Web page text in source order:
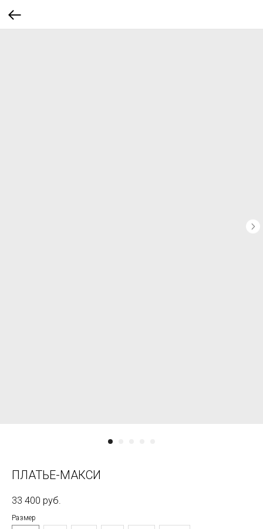
ПЛАТЬЕ-МАКСИ
33 400 руб.
Размер